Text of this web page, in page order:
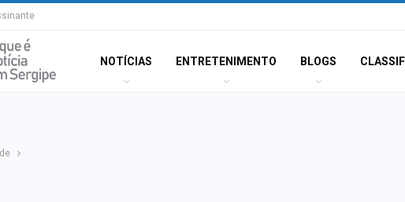
NOTÍCIAS ENTRETENIMENTO BLOGS